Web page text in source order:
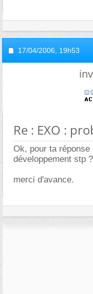
17/04/2006, 19h53
Re : EXO :
Ok, pour ta
développement stp ?
merci d'avance.